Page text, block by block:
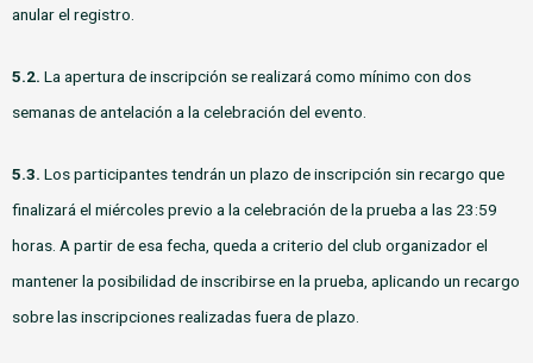
anular el registro.
5.2. La apertura de inscripción se realizará como mínimo con dos
semanas de antelación a la celebración del evento.
5.3. Los participantes tendrán un plazo de inscripción sin recargo que
finalizará el miércoles previo a la celebración de la prueba a las 23:59
horas. A partir de esa fecha, queda a criterio del club organizador el
mantener la posibilidad de inscribirse en la prueba, aplicando un recargo
sobre las inscripciones realizadas fuera de plazo.